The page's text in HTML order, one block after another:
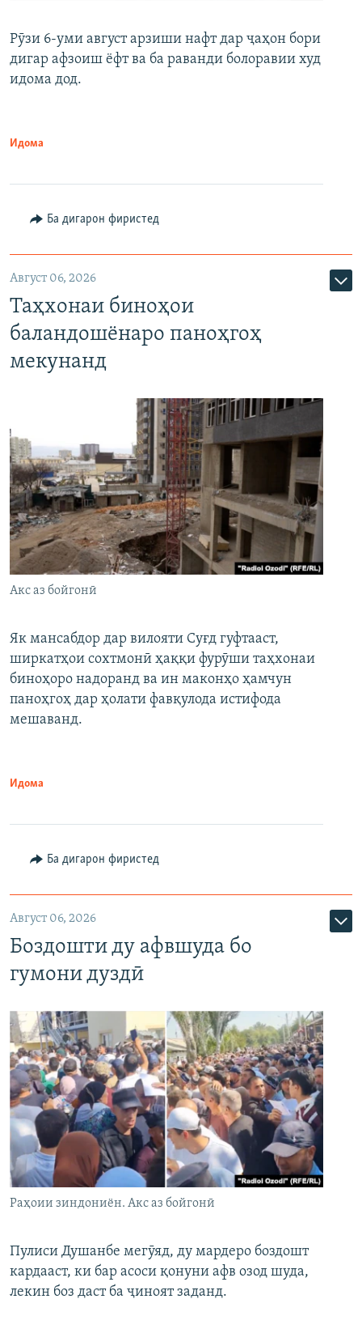
Рӯзи 6-уми август арзиши нафт дар ҷаҳон бори
дигар афзоиш ёфт ва ба раванди болоравии худ
идома дод.
Идома
Ба дигарон фиристед
Август 06, 2026
Таҳхонаи биноҳои
баландошёнаро паноҳгоҳ
мекунанд
Акс аз бойгонӣ
Як мансабдор дар вилояти Суғд гуфтааст,
ширкатҳои сохтмонӣ ҳаққи фурӯши таҳхонаи
биноҳоро надоранд ва ин маконҳо ҳамчун
паноҳгоҳ дар ҳолати фавқулода истифода
мешаванд.
Идома
Ба дигарон фиристед
Август 06, 2026
Боздошти ду афвшуда бо
гумони дуздӣ
Раҳоии зиндониён. Акс аз бойгонӣ
Пулиси Душанбе мегӯяд, ду мардеро боздошт
кардааст, ки бар асоси қонуни афв озод шуда,
лекин боз даст ба ҷиноят заданд.